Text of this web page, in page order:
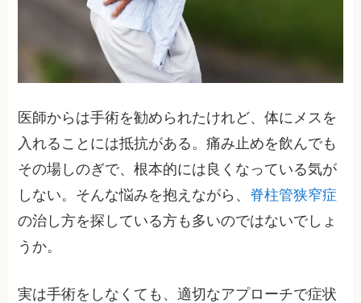
医師からは手術を勧められたけれど、体にメスを
入れることには抵抗がある。痛み止めを飲んでも
その場しのぎで、根本的には良くなっている気が
しない。そんな悩みを抱えながら、 脊柱管狭窄症
の治し方を探している方も多いのではないでしょ
うか。
実は手術をしなくても、適切なアプローチで症状